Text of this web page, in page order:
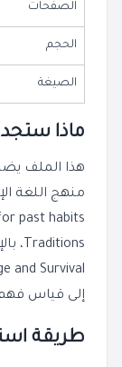
الصفحات
الحجم
الصيغة
ماذا
هذا الملف
إلى قياس فهم
طريقة